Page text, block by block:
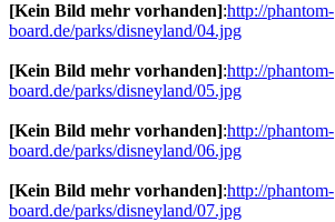
[Kein Bild mehr vorhanden]:http://phantom-
board.de/parks/disneyland/04.jpg
[Kein Bild mehr vorhanden]:http://phantom-
board.de/parks/disneyland/05.jpg
[Kein Bild mehr vorhanden]:http://phantom-
board.de/parks/disneyland/06.jpg
[Kein Bild mehr vorhanden]:http://phantom-
board.de/parks/disneyland/07.jpg